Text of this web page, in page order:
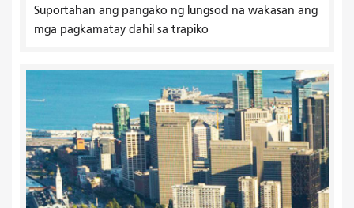
Suportahan ang pangako ng lungsod na wakasan ang
mga pagkamatay dahil sa trapiko